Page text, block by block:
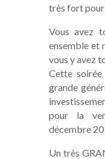
très fort pour
Vous avez
ensemble et
vous y avez
Cette
grande
pour la
décembre
Un très